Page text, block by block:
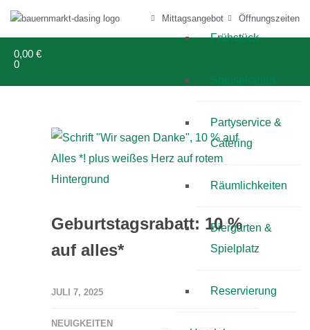
Mittagsangebot Öffnungszeiten
0,00 €
0
Frühstück
Partyservice &
Catering
Räumlichkeiten
Biergarten &
Spielplatz
Reservierung
Geburtstagsrabatt: 10 %
auf alles*
JULI 7, 2025
NEUIGKEITEN